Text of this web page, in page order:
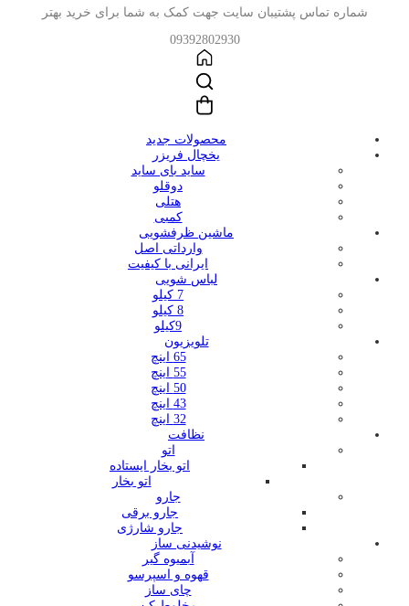
شماره تماس پشتیبان سایت جهت کمک به شما برای خرید بهتر
09392802930
محصولات جدید
یخچال فریزر
ساید بای ساید
دوقلو
هتلی
کمبی
ماشین ظرفشویی
وارداتی اصل
ایرانی با کیفیت
لباس شویی
7 کیلو
8 کیلو
9کیلو
تلویزیون
65 اینچ
55 اینچ
50 اینچ
43 اینچ
32 اینچ
نظافت
اتو
اتو بخار ایستاده
اتو بخار
جارو
جارو برقی
جارو شارژی
نوشیدنی ساز
آبمیوه گیر
قهوه و اسپرسو
چای ساز